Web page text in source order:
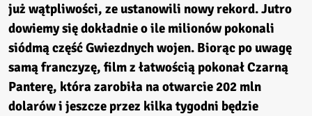
już wątpliwości, ze ustanowili nowy rekord. Jutro
dowiemy się dokładnie o ile milionów pokonali
siódmą część Gwiezdnych wojen. Biorąc po uwagę
samą franczyzę, film z łatwością pokonał Czarną
Panterę, która zarobiła na otwarcie 202 mln
dolarów i jeszcze przez kilka tygodni będzie